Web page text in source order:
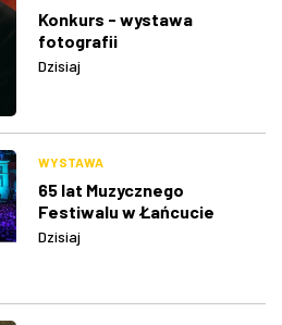
Konkurs - wystawa
fotografii
Dzisiaj
WYSTAWA
65 lat Muzycznego
Festiwalu w Łańcucie
Dzisiaj